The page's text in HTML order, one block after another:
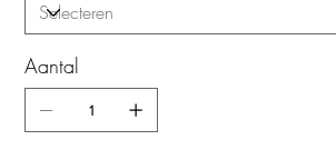
Aantal